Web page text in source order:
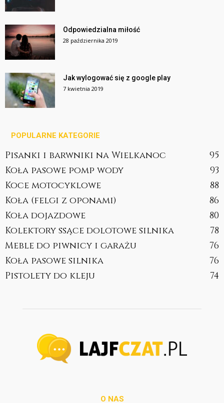
Odpowiedzialna miłość
28 października 2019
Jak wylogować się z google play
7 kwietnia 2019
POPULARNE KATEGORIE
Pisanki i barwniki na Wielkanoc
95
Koła pasowe pomp wody
93
Koce motocyklowe
88
Koła (felgi z oponami)
86
Koła dojazdowe
80
Kolektory ssące dolotowe silnika
78
Meble do piwnicy i garażu
76
Koła pasowe silnika
76
Pistolety do kleju
74
O NAS